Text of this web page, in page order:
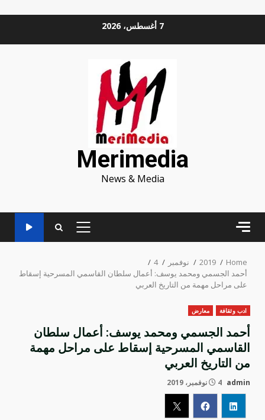
7 أغسطس، 2026
Merimedia
News & Media
PRIMARY
Home
2019 نوفمبر
4
أحمد الجسمي ومحمد يوسف: أعمال سلطان القاسمي المسرحية إسقاط
على مراحل مهمة من التاريخ العربي
ادب وثقافة معارض
أحمد الجسمي ومحمد يوسف: أعمال سلطان
القاسمي المسرحية إسقاط على مراحل مهمة
من التاريخ العربي
admin 4 نوفمبر، 2019